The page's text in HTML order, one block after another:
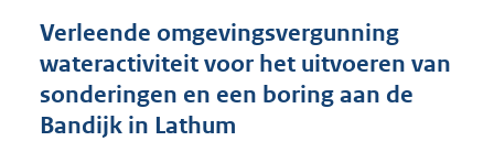
r
o
t
Verleende omgevingsvergunning
wateractiviteit voor het uitvoeren van
sonderingen en een boring aan de
Bandijk in Lathum